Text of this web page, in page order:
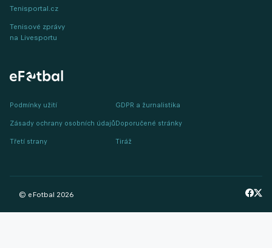
Tenisportal.cz
Tenisové zprávy
na Livesportu
Podmínky užití
Zásady ochrany osobních údajů
Třetí strany
GDPR a žurnalistika
Doporučené stránky
Tiráž
© eFotbal 2026